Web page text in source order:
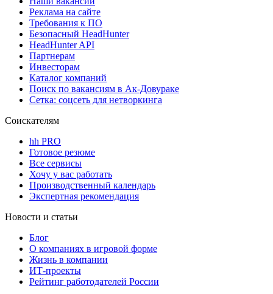
Реклама на сайте
Требования к ПО
Безопасный HeadHunter
HeadHunter API
Партнерам
Инвесторам
Каталог компаний
Поиск по вакансиям в Ак-Довураке
Сетка: соцсеть для нетворкинга
Соискателям
hh PRO
Готовое резюме
Все сервисы
Хочу у вас работать
Производственный календарь
Экспертная рекомендация
Новости и статьи
Блог
О компаниях в игровой форме
Жизнь в компании
ИТ-проекты
Рейтинг работодателей России